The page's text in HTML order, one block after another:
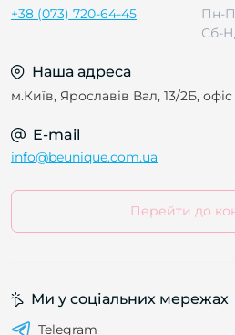
+38 (073) 720-64-45
Пн-
Сб-
Наша адреса
м.Київ, Ярославів Вал, 13/2Б, офіс
E-mail
info@beunique.com.ua
Перейти до
Ми у соціальних мережах
Telegram